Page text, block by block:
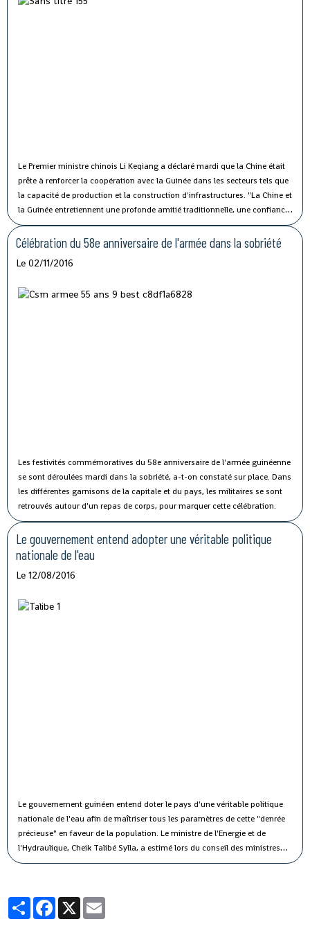
Le Premier ministre chinois Li Keqiang a déclaré mardi que la Chine était
prête à renforcer la coopération avec la Guinée dans les secteurs tels que
la capacité de production et la construction d'infrastructures. "La Chine et
la Guinée entretiennent une profonde amitié traditionnelle, une confiance
politique solide et une coopération fructueuse", a affirmé M. Li lors de sa
rencontre avec le président guinéen Alpha Condé à Beijing.
Célébration du 58e anniversaire de l'armée dans la sobriété
Le 02/11/2016
Les festivités commémoratives du 58e anniversaire de l'armée guinéenne
se sont déroulées mardi dans la sobriété, a-t-on constaté sur place. Dans
les différentes garnisons de la capitale et du pays, les militaires se sont
retrouvés autour d'un repas de corps, pour marquer cette célébration.
Le gouvernement entend adopter une véritable politique
nationale de l'eau
Le 12/08/2016
Le gouvernement guinéen entend doter le pays d'une véritable politique
nationale de l'eau afin de maîtriser tous les paramètres de cette "denrée
précieuse" en faveur de la population. Le ministre de l'Energie et de
l'Hydraulique, Cheik Talibé Sylla, a estimé lors du conseil des ministres
jeudi que le "potentiel des ressources en eau du pays est estimé à 226
PartagerFacebook
X